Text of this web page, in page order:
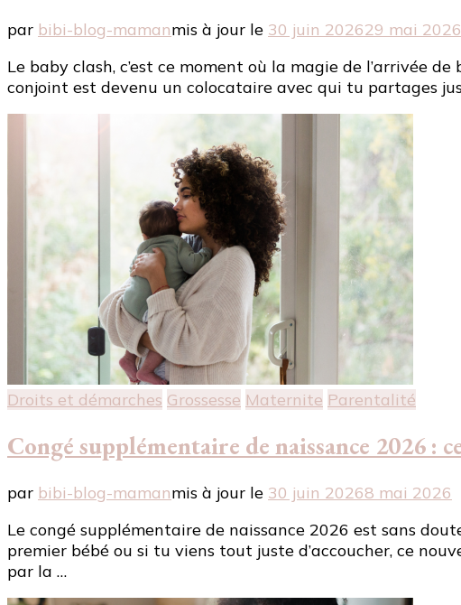
par bibi-blog-mamanmis à jour le 30 juin 202629 mai 2026
Le baby clash, c’est ce moment où la magie de l’arrivée
conjoint est devenu un colocataire avec qui tu partages
Droits et démarches Grossesse Maternite Parentalité
Congé supplémentaire de naissance 2026 :
par bibi-blog-mamanmis à jour le 30 juin 20268 mai 2026
Le congé supplémentaire de naissance 2026 est sans
premier bébé ou si tu viens tout juste d’accoucher, ce
par la …